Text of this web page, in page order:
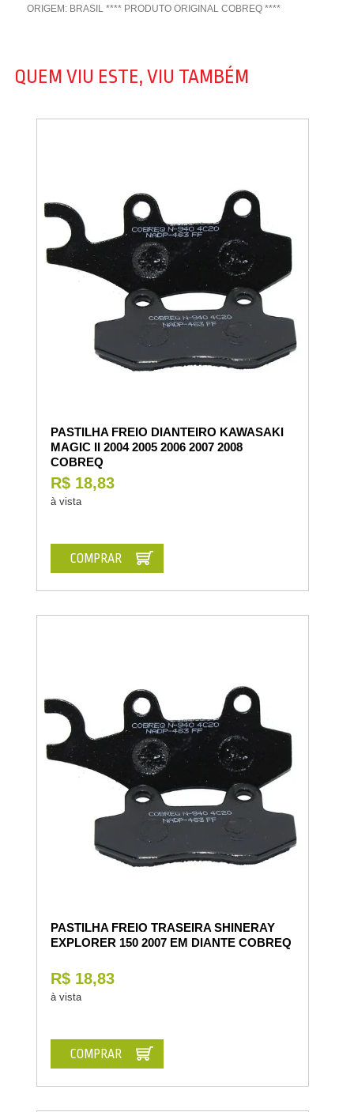
ORIGEM: BRASIL **** PRODUTO ORIGINAL COBREQ ****
QUEM VIU ESTE, VIU TAMBÉM
PASTILHA FREIO DIANTEIRO KAWASAKI
MAGIC II 2004 2005 2006 2007 2008
COBREQ
R$ 18,83
à vista
COMPRAR
PASTILHA FREIO TRASEIRA SHINERAY
EXPLORER 150 2007 EM DIANTE COBREQ
R$ 18,83
à vista
COMPRAR